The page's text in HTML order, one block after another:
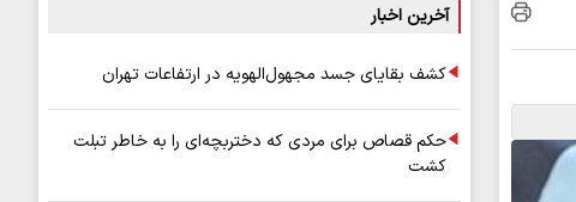
آخرین اخبار
کشف بقایای جسد مجهول‌الهویه در ارتفاعات تهران
حکم قصاص برای مردی که دختربچه‌ای را به خاطر تبلت
کشت